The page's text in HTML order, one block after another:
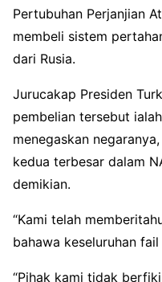
Pertubuhan Perjanjian
membeli sistem
dari Rusia.
Jurucakap Presiden
pembelian tersebut
menegaskan
kedua terbesar dalam
demikian.
“Kami telah
bahawa keseluruhan
“Pihak kami tidak